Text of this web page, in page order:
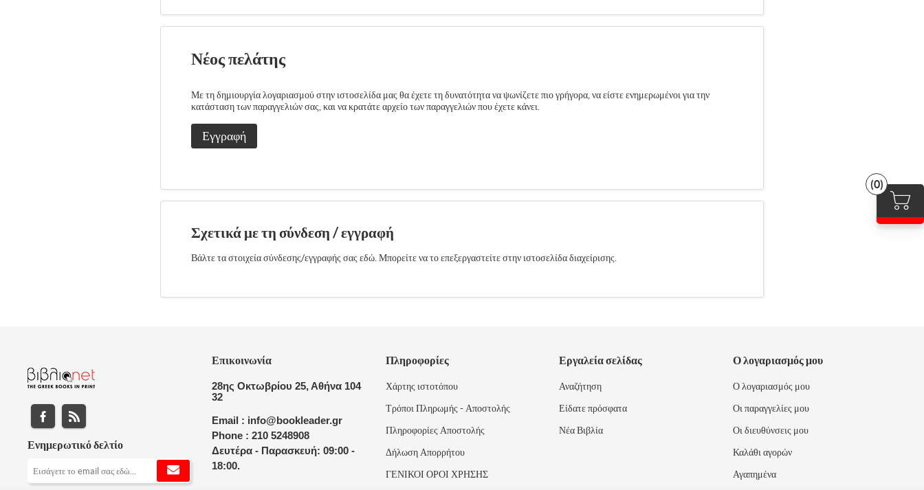
(0)
Νέος πελάτης
Με τη δημιουργία λογαριασμού στην ιστοσελίδα μας θα έχετε τη δυνατότητα να ψωνίζετε πιο γρήγορα, να είστε ενημερωμένοι για την
κατάσταση των παραγγελιών σας, και να κρατάτε αρχείο των παραγγελιών που έχετε κάνει.
Εγγραφή
Σχετικά με τη σύνδεση / εγγραφή
Βάλτε τα στοιχεία σύνδεσης/εγγραφής σας εδώ. Μπορείτε να το επεξεργαστείτε στην ιστοσελίδα διαχείρισης.
Ενημερωτικό δελτίο
Επικοινωνία
28ης Οκτωβρίου 25, Αθήνα 104
32
Email : info@bookleader.gr
Phone : 210 5248908
Δευτέρα - Παρασκευή: 09:00 -
18:00.
Πληροφορίες
Χάρτης ιστοτόπου
Τρόποι Πληρωμής - Αποστολής
Πληροφορίες Αποστολής
Δήλωση Απορρήτου
ΓΕΝΙΚΟΙ ΟΡΟΙ ΧΡΗΣΗΣ
Εργαλεία σελίδας
Αναζήτηση
Είδατε πρόσφατα
Νέα Βιβλία
Ο λογαριασμός μου
Ο λογαριασμός μου
Οι παραγγελίες μου
Οι διευθύνσεις μου
Καλάθι αγορών
Αγαπημένα